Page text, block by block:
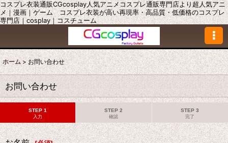
コスプレ衣装通販CGcosplay人気アニメコスプレ通販専門店より超人気アニ
メ｜漫画｜ゲーム コスプレ衣装が高い再現率・高品質・低価格のコスプレ
専門店｜cosplay｜コスチューム
ホーム > お問い合わせ
お問い合わせ
STEP 1
入力
STEP 2
確認
STEP 3
完了